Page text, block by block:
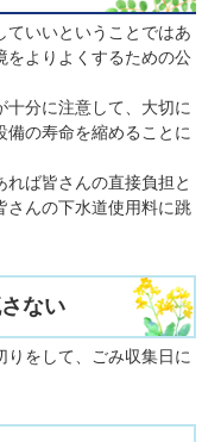
いいということではあ
をよりよくするための公
分に注意して、大切に
の寿命を縮めることに
ば皆さんの直接負担と
さんの下水道使用料に跳
ない
をして、ごみ収集日に